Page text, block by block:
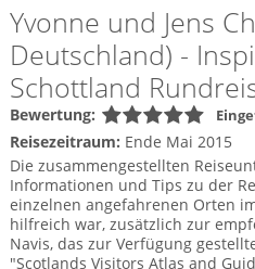
Herzlich Willkommen
England
Schottland
Wales
Busrundreisen
Cornwall
Geführte Wandertouren
Wandern in Cornwall
Wandern in England
Wandern in Schottland
Wandern in Wales
Individualtouren
Themenreisen
Classic-Car-Reise durch Südengland
Für Outlander‑Fans: inspiriert durch
Gartenreisen England
Großbritannientouren für
Reisen mit Hund
Allergikerreisen
BTCo
BTCo Überblick
News
Ihre Reise
Ablauf Ihrer Reise nach Großbritannien
Extras
Yvonne und Jens
Deutschland) -
Schottland
Bewertung:
Reisezeitraum: Ende Mai 2015
Die zusammengestellten
Informationen und Tips zu der
einzelnen angefahrenen Orten
hilfreich war, zusätzlich zur
Navis, das zur Verfügung
"Scotlands Visitors Atlas and